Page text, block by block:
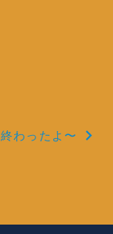
終わったよ〜